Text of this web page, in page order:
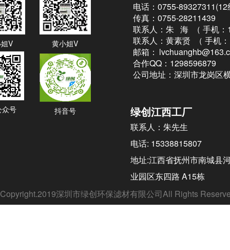
V
众号
电话：0755-89327311(12
传真：0755-28211439
联系人：朱 海 （ 手机
联系人：黄素贤 （ 手机
邮箱：
合作QQ：1298596879
公司地址：深圳市龙岗区
黄小姐V
绿创江西工厂
联系人：朱先生
电话: 15338815807
地址:江西省抚州市南城县
业园区东四路 A15栋
抖音号
Copyright.2019深圳市绿创环保滤材有限公司All Rights